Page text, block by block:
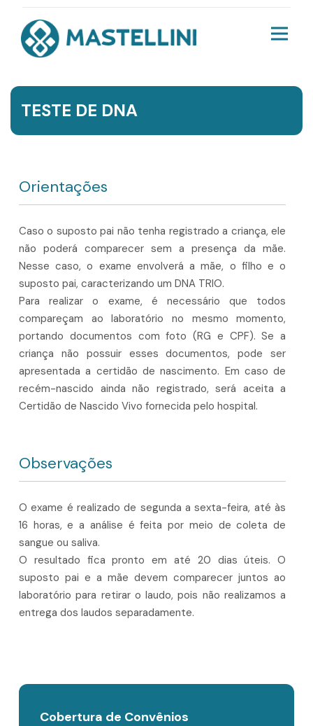
TESTE DE DNA
Orientações
Caso o suposto pai não tenha registrado a criança, ele
não poderá comparecer sem a presença da mãe.
Nesse caso, o exame envolverá a mãe, o filho e o
suposto pai, caracterizando um DNA TRIO.
Para realizar o exame, é necessário que todos
compareçam ao laboratório no mesmo momento,
portando documentos com foto (RG e CPF). Se a
criança não possuir esses documentos, pode ser
apresentada a certidão de nascimento. Em caso de
recém-nascido ainda não registrado, será aceita a
Certidão de Nascido Vivo fornecida pelo hospital.
Observações
O exame é realizado de segunda a sexta-feira, até às
16 horas, e a análise é feita por meio de coleta de
sangue ou saliva.
O resultado fica pronto em até 20 dias úteis. O
suposto pai e a mãe devem comparecer juntos ao
laboratório para retirar o laudo, pois não realizamos a
entrega dos laudos separadamente.
Cobertura de Convênios